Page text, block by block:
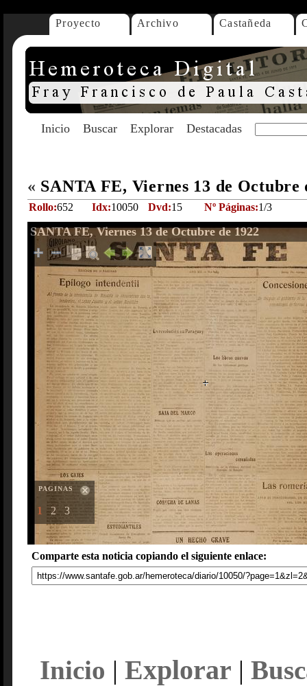
Proyecto Archivo Castañeda
Inicio Buscar Explorar Destacadas
« SANTA FE, Viernes 13 de Octubre
Rollo:652 Idx:10050 Dvd:15 Nº Páginas:1/3
SANTA FE, Viernes 13 de Octubre de 1922
PAGINAS
1 2 3
Comparte esta noticia copiando el siguiente enlace:
Inicio | Explorar |